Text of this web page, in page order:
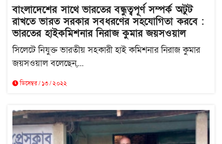
বাংলাদেশের সাথে ভারতের বন্ধুত্বপূর্ণ সম্পর্ক অটুট
রাখতে ভারত সরকার সবধরণের সহযোগিতা করবে :
ভারতের হাইকমিশনার নিরাজ কুমার জয়সওয়াল
সিলেটে নিযুক্ত ভারতীয় সহকারী হাই কমিশনার নিরাজ কুমার
জয়সওয়াল বলেছেন,...
ডিসেম্বর / ১৩ / ২০২২